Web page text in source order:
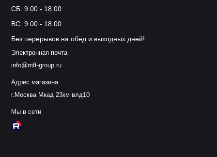
необходимые сертификаты. Предоставляем гарантию от
производителя. Доставка по всей России.
Наши специалисты помогут подобрать оптимальную
линейку под ваши задачи. Бесплатная консультация и
помощь в выборе!
СБ: 9:00 - 18:00
ВС: 9:00 - 18:00
Без перерывов на обед и выходных дней!
Электронная почта
info@mft-group.ru
Адрес магазина
г.Москва Мкад 23км влд10
Мы в сети